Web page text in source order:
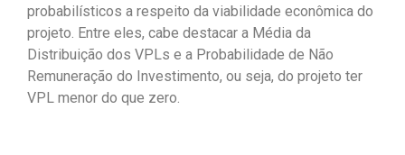
probabilísticos a respeito da viabilidade econômica do
projeto. Entre eles, cabe destacar a Média da
Distribuição dos VPLs e a Probabilidade de Não
Remuneração do Investimento, ou seja, do projeto ter
VPL menor do que zero.